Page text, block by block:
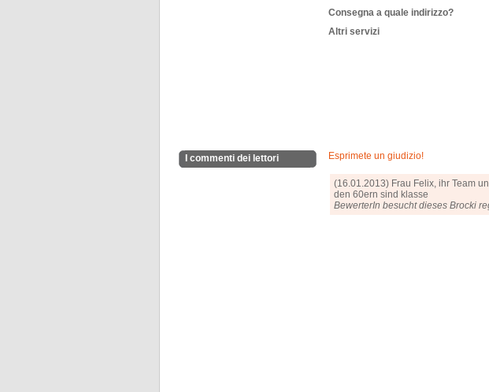
Consegna a quale indirizzo?
Altri servizi
I commenti dei lettori Esprimete un giudizio!
(16.01.2013) Frau Felix, ihr Team
den 60ern sind klasse
BewerterIn besucht dieses Brocki